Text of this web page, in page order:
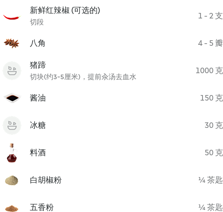
新鲜红辣椒 (可选的)
切段
1 - 2 支
八角 4 - 5 瓣
猪蹄
切块(约3-5厘米)，提前汆汤去血水
1000 克
酱油 150 克
冰糖 30 克
料酒 50 克
白胡椒粉 ¼ 茶匙
五香粉 ¼ 茶匙